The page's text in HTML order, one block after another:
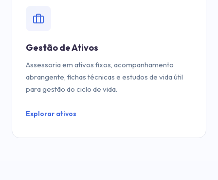
Gestão de Ativos
Assessoria em ativos fixos, acompanhamento
abrangente, fichas técnicas e estudos de vida útil
para gestão do ciclo de vida.
Explorar ativos